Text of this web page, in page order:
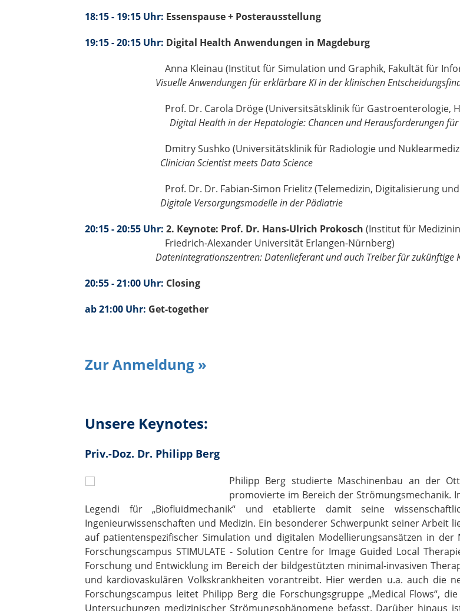
18:15 - 19:15 Uhr: Essenspause + Posterausstellung
19:15 - 20:15 Uhr: Digital Health Anwendungen in Magdeburg
Anna Kleinau (Institut für Simulation und
Visuelle Anwendungen für erklärbare KI in der klinischen
Prof. Dr. Carola Dröge (Universitsätsklinik für Gastroenterologie,
Digital Health in der Hepatologie: Chancen und Herausforderungen für
Dmitry Sushko (Universitätsklinik für Radiologie und
Clinician Scientist meets Data Science
Prof. Dr. Dr. Fabian-Simon Frielitz (Telemedizin, Digitalisierung und
Digitale Versorgungsmodelle in der Pädiatrie
20:15 - 20:55 Uhr: 2. Keynote: Prof. Dr. Hans-Ulrich Prokosch (Institut für
Friedrich-Alexander Universität Erlangen-Nürnberg)
Datenintegrationszentren: Datenlieferant und auch Treiber für zukünftige
20:55 - 21:00 Uhr: Closing
ab 21:00 Uhr: Get-together
Zur Anmeldung »
Unsere Keynotes:
Priv.-Doz. Dr. Philipp Berg
Philipp Berg studierte Maschinenbau an der
promovierte im Bereich der Strömungsmechanik.
Legendi für „Biofluidmechanik“ und etablierte damit seine
Ingenieurwissenschaften und Medizin. Ein besonderer Schwerpunkt seiner Arbeit
auf patientenspezifischer Simulation und digitalen Modellierungsansätzen in der
Forschungscampus STIMULATE - Solution Centre for Image Guided Local
Forschung und Entwicklung im Bereich der bildgestützten minimal-invasiven
und kardiovaskulären Volkskrankheiten vorantreibt. Hier werden u.a. auch die
Forschungscampus leitet Philipp Berg die Forschungsgruppe „Medical Flows“,
Untersuchungen medizinischer Strömungsphänomene befasst. Darüber hinaus